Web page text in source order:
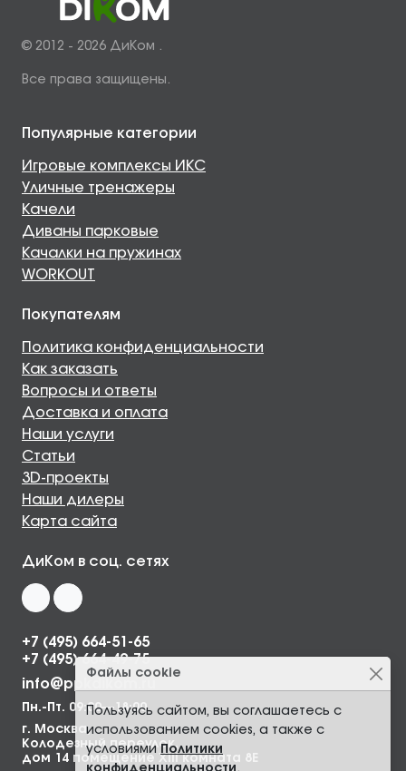
© 2012 - 2026 ДиКом .
Все права защищены.
Файлы cookie
Пользуясь сайтом, вы соглашаетесь с
использованием cookies, а также с
условиями Политики
конфиденциальности .
Популярные категории
Игровые комплексы ИКС
Уличные тренажеры
Качели
Диваны парковые
Качалки на пружинах
WORKOUT
Покупателям
Политика конфиденциальности
Как заказать
Вопросы и ответы
Доставка и оплата
Наши услуги
Статьи
3D-проекты
Наши дилеры
Карта сайта
ДиКом в соц. сетях
+7 (495) 664-51-65
+7 (495) 664-49-75
info@ppkdikom.ru
Пн.-Пт. 09:00—18:00
г. Москва,
Колодезный переулок,
дом 14 помещение XIII комната 8Е